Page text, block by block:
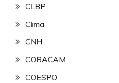
CLBP
Clima
CNH
COBACAM
COESPO